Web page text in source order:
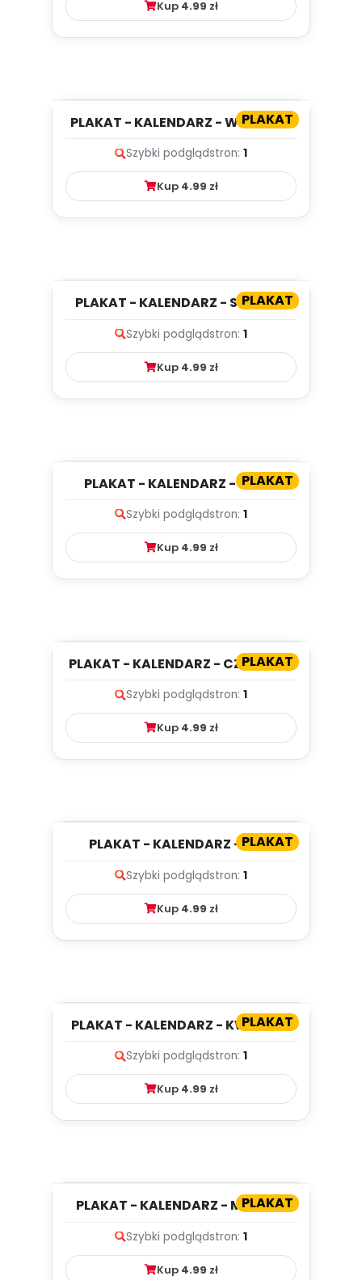
Kup 4.99 zł
PLAKAT
PLAKAT - KALENDARZ - WRZESIEŃ
Szybki podglądstron: 1
Kup 4.99 zł
PLAKAT
PLAKAT - KALENDARZ - SIERPIEŃ
Szybki podglądstron: 1
Kup 4.99 zł
PLAKAT
PLAKAT - KALENDARZ - LIPIEC
Szybki podglądstron: 1
Kup 4.99 zł
PLAKAT
PLAKAT - KALENDARZ - CZERWIEC
Szybki podglądstron: 1
Kup 4.99 zł
PLAKAT
PLAKAT - KALENDARZ - MAJ
Szybki podglądstron: 1
Kup 4.99 zł
PLAKAT
PLAKAT - KALENDARZ - KWIECIEŃ
Szybki podglądstron: 1
Kup 4.99 zł
PLAKAT
PLAKAT - KALENDARZ - MARZEC
Szybki podglądstron: 1
Kup 4.99 zł